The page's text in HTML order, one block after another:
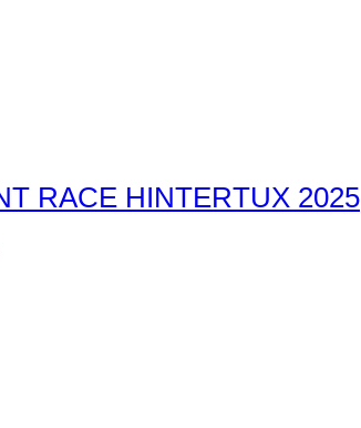
RACE HINTERTUX 2025